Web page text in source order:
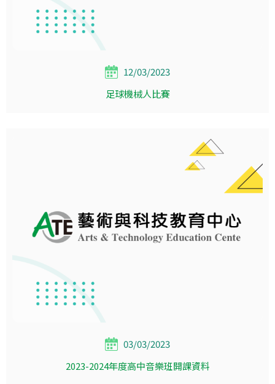
12/03/2023
足球機械人比賽
03/03/2023
2023-2024年度高中音樂班開課資料